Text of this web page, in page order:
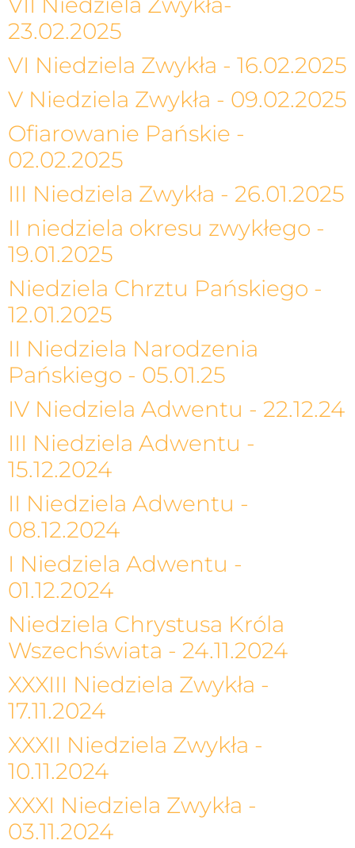
23.02.2025
VI Niedziela Zwykła - 16.02.2025
V Niedziela Zwykła - 09.02.2025
Ofiarowanie Pańskie -
02.02.2025
III Niedziela Zwykła - 26.01.2025
II niedziela okresu zwykłego -
19.01.2025
Niedziela Chrztu Pańskiego -
12.01.2025
II Niedziela Narodzenia
Pańskiego - 05.01.25
IV Niedziela Adwentu - 22.12.24
III Niedziela Adwentu -
15.12.2024
II Niedziela Adwentu -
08.12.2024
I Niedziela Adwentu -
01.12.2024
Niedziela Chrystusa Króla
Wszechświata - 24.11.2024
XXXIII Niedziela Zwykła -
17.11.2024
XXXII Niedziela Zwykła -
10.11.2024
XXXI Niedziela Zwykła -
03.11.2024